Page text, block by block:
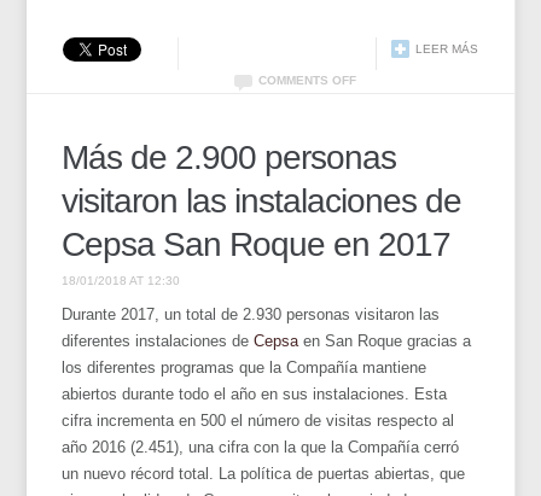
LEER MÁS
COMMENTS OFF
Más de 2.900 personas
visitaron las instalaciones de
Cepsa San Roque en 2017
18/01/2018 AT 12:30
Durante 2017, un total de 2.930 personas visitaron las
diferentes instalaciones deCepsa en San Roque gracias a
los diferentes programas que la Compañía mantiene
abiertos durante todo el año en sus instalaciones. Esta
cifra incrementa en 500 el número de visitas respecto al
año 2016 (2.451), una cifra con la que la Compañía cerró
un nuevo récord total. La política de puertas abiertas, que